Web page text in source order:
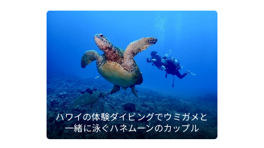
ハワイの体験ダイビングでウミガメと
一緒に泳ぐハネムーンのカップル